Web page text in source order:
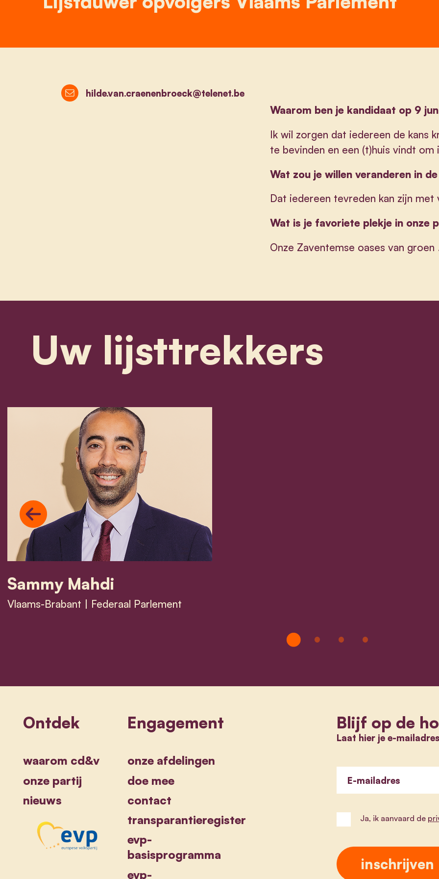
Waarom ben je kandidaat op 9
Ik wil zorgen dat iedereen de kans
te bevinden en een (t)huis vindt om
Wat zou je willen veranderen in
Dat iedereen tevreden kan zijn
Wat is je favoriete plekje in onze
Onze Zaventemse oases van groen
hilde.van.craenenbroeck@telenet.be
Uw lijsttrekkers
Sammy Mahdi
Vlaams-Brabant | Federaal Parlement
Previous
Ontdek
waarom cd&v
onze partij
nieuws
Engagement
onze afdelingen
doe mee
contact
transparantieregister
evp-
basisprogramma
evp-
Blijf op de
Laat hier je e-
E-mailadres
Ja, ik aanvaard de